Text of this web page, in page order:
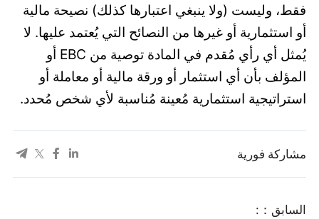
فقط، وليست (ولا ينبغي اعتبارها كذلك) نصيحة مالية
أو استثمارية أو غيرها من النصائح التي يُعتمد عليها. لا
يُمثل أي رأي مُقدم في المادة توصية من EBC أو
المؤلف بأن أي استثمار أو ورقة مالية أو معاملة أو
استراتيجية استثمارية مُعينة مُناسبة لأي شخص مُحدد.
مشاركة فورية
السابق：: